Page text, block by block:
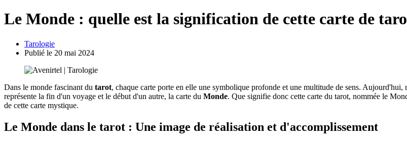
Le Monde : quelle est la signification de cette carte de
Tarologie
Publié le 20 mai 2024
Dans le monde fascinant du tarot, chaque carte porte en elle une symbolique profonde et une multitude de sens.
représente la fin d'un voyage et le début d'un autre, la carte du Monde. Que signifie donc cette carte du tarot, nommée le
de cette carte mystique.
Le Monde dans le tarot : Une image de réalisation et d'accomplissement